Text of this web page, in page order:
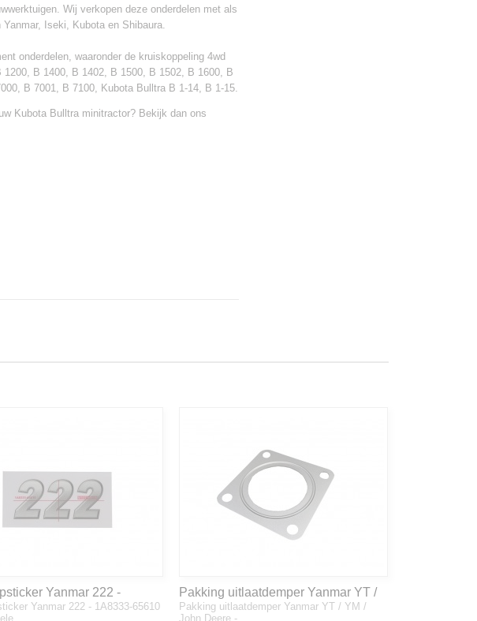
Wij verkopen deze onderdelen met als
Iseki, Kubota en Shibaura.
onderdelen, waaronder de kruiskoppeling 4wd
B 1400, B 1402, B 1500, B 1502, B 1600, B
B 7001, B 7100, Kubota Bulltra B 1-14, B 1-15.
Kubota Bulltra minitractor? Bekijk dan ons
Yanmar 222 -
Yanmar 222 - 1A8333-65610
Pakking uitlaatdemper Yanmar YT /
YM / John Deere - 128300-13230
Pakking uitlaatdemper Yanmar YT / YM /
John Deere -…